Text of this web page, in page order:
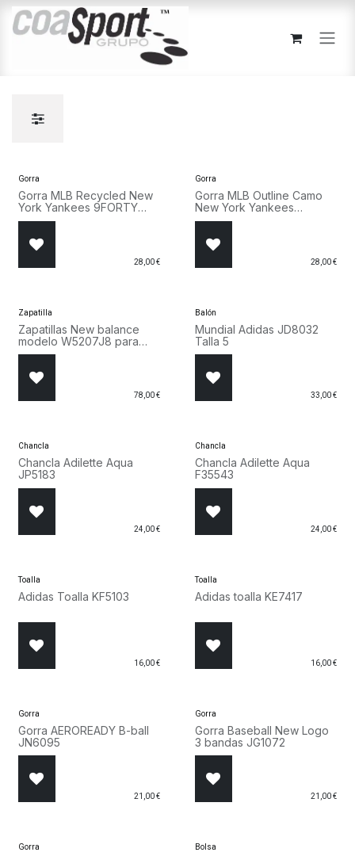
Ir al contenido
Gorra
Gorra MLB Recycled New
York Yankees 9FORTY
Negro 60915778
28,00€
Gorra
Gorra MLB Outline Camo
New York Yankees
9FORTY Verde 60915748
28,00€
Zapatilla
Zapatillas New balance
modelo W5207J8 para
Mujer en color beige.
78,00€
¡Nuevo!
Balón
Mundial Adidas JD8032
Talla 5
33,00€
Chancla
Chancla Adilette Aqua
JP5183
24,00€
Chancla
Chancla Adilette Aqua
F35543
24,00€
Toalla
Adidas Toalla KF5103
16,00€
Toalla
Adidas toalla KE7417
16,00€
Gorra
Gorra AEROREADY B-ball
JN6095
21,00€
Gorra
Gorra Baseball New Logo
3 bandas JG1072
21,00€
Gorra Bolsa